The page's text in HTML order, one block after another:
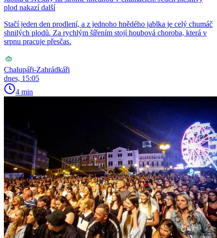
plod nakazí další
Stačí jeden den prodlení, a z jednoho hnědého jablka je celý chumáč
shnilých plodů. Za rychlým šířením stojí houbová choroba, která v
srpnu pracuje přesčas.
Chalupáři-Zahrádkáři
dnes, 15:05
4 min